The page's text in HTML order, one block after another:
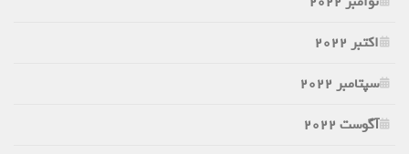
اکتبر 2022
سپتامبر 2022
آگوست 2022